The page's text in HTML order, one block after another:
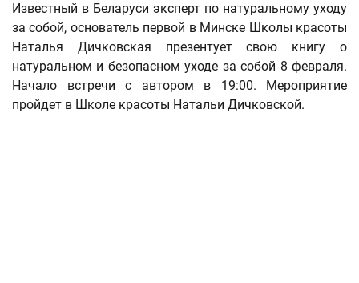
Известный в Беларуси эксперт по натуральному уходу
за собой, основатель первой в Минске Школы красоты
Наталья Дичковская презентует свою книгу о
натуральном и безопасном уходе за собой 8 февраля.
Начало встречи с автором в 19:00. Мероприятие
пройдет в Школе красоты Натальи Дичковской.